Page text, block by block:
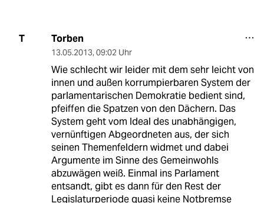
T Torben
13.05.2013, 09:02 Uhr
Wie schlecht wir leider mit dem sehr leicht von
innen und außen korrumpierbaren System der
parlamentarischen Demokratie bedient sind,
pfeiffen die Spatzen von den Dächern. Das
System geht vom Ideal des unabhängigen,
vernünftigen Abgeordneten aus, der sich
seinen Themenfeldern widmet und dabei
Argumente im Sinne des Gemeinwohls
abzuwägen weiß. Einmal ins Parlament
entsandt, gibt es dann für den Rest der
Legislaturperiode quasi keine Notbremse